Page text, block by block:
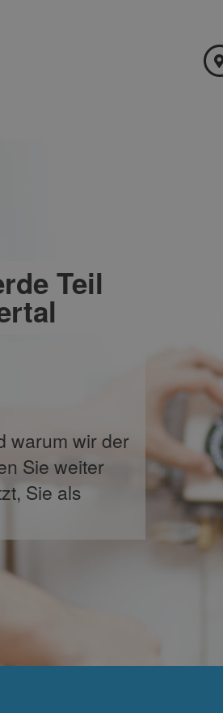
Teil
warum wir der
Sie weiter
Sie als